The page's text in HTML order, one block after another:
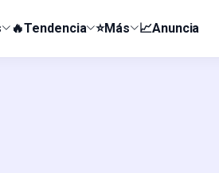
🔥Tendencia ⭐Más 📈Anuncia